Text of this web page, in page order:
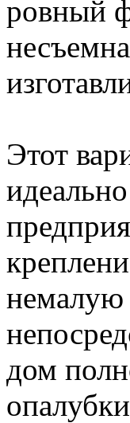
ровный
Этот
немалую
дом